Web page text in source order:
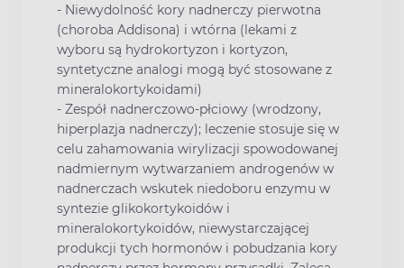
- Niewydolność kory nadnerczy pierwotna
(choroba Addisona) i wtórna (lekami z
wyboru są hydrokortyzon i kortyzon,
syntetyczne analogi mogą być stosowane z
mineralokortykoidami)
- Zespół nadnerczowo-płciowy (wrodzony,
hiperplazja nadnerczy); leczenie stosuje się w
celu zahamowania wirylizacji spowodowanej
nadmiernym wytwarzaniem androgenów w
nadnerczach wskutek niedoboru enzymu w
syntezie glikokortykoidów i
mineralokortykoidów, niewystarczającej
produkcji tych hormonów i pobudzania kory